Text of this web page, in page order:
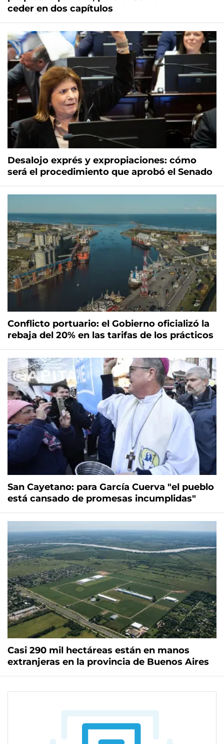
ceder en dos capítulos
Desalojo exprés y expropiaciones: cómo
será el procedimiento que aprobó el Senado
Conflicto portuario: el Gobierno oficializó la
rebaja del 20% en las tarifas de los prácticos
San Cayetano: para García Cuerva "el pueblo
está cansado de promesas incumplidas"
Casi 290 mil hectáreas están en manos
extranjeras en la provincia de Buenos Aires